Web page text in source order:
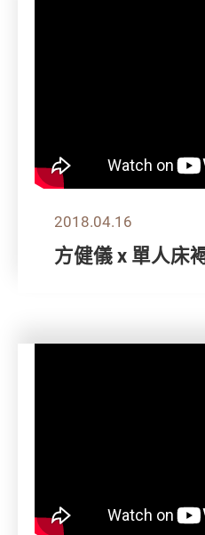
2018.04.16
方健儀 x 單人床